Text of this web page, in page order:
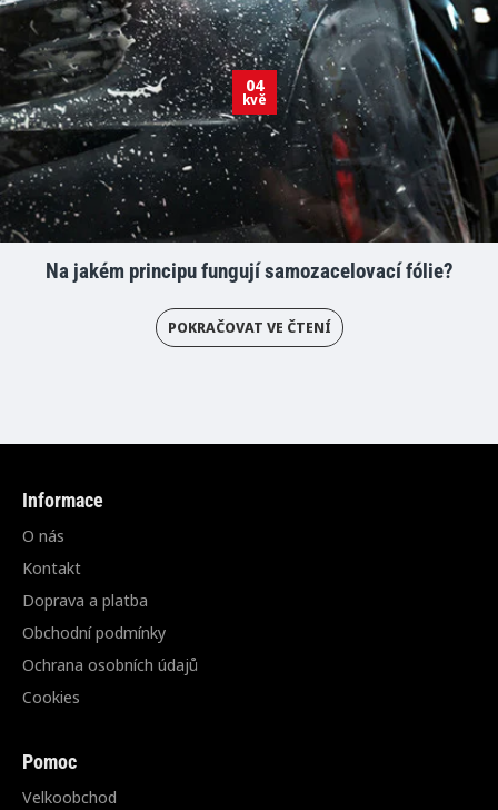
04
kvě
Na jakém principu fungují samozacelovací fólie?
POKRAČOVAT VE ČTENÍ
Informace
O nás
Kontakt
Doprava a platba
Obchodní podmínky
Ochrana osobních údajů
Cookies
Pomoc
Velkoobchod